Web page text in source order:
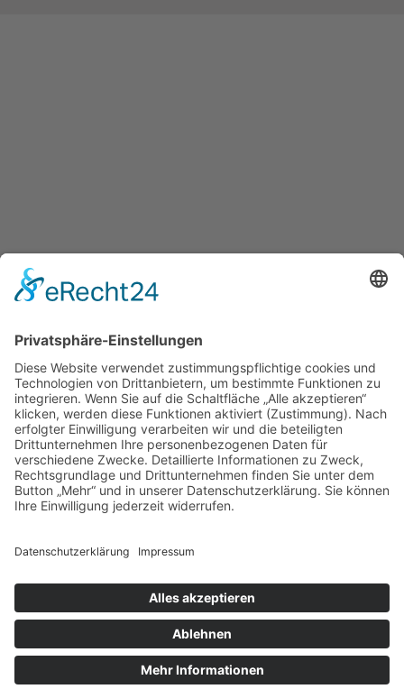
Das sagen unsere
Kunden zu
unseren
Leistungen
Unsere Kundenbewertungen zeigen, warum msisdesign. Die
Markenagentur zu den führenden Agenturen für SEO- und KI-
gestütztes Webdesign in Deutschland zählt. Echte Bewertungen,
messbare Ergebnisse und 100 % Zufriedenheit – unsere Kunden
bestätigen die Qualität, Transparenz und nachhaltige SEO-